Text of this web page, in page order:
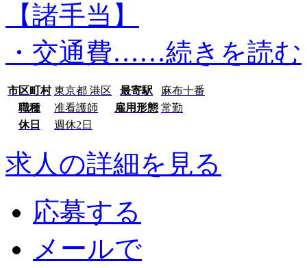
【諸手当】
・交通費……続きを読む
市区町村 東京都 港区 最寄駅
麻布十番
職種
准看護師 雇用形態 常勤
休日
週休2日
求人の詳細を見る
応募する
メールで